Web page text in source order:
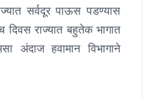
सर्वदूर पाऊस पडण्यास
राज्यात बहुतेक भागात
अंदाज हवामान विभागाने